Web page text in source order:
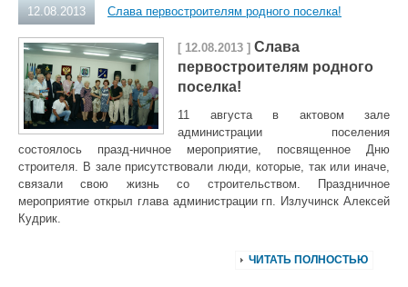
12.08.2013 Слава первостроителям родного поселка!
[ 12.08.2013 ] Слава
первостроителям родного
поселка!
11 августа в актовом зале
администрации поселения
состоялось празд-ничное мероприятие, посвященное Дню
строителя. В зале присутствовали люди, которые, так или иначе,
связали свою жизнь со строительством. Праздничное
мероприятие открыл глава администрации гп. Излучинск Алексей
Кудрик.
ЧИТАТЬ ПОЛНОСТЬЮ